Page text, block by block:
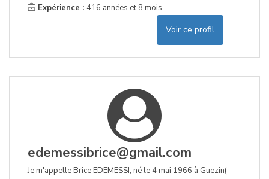
Expérience : 416 années et 8 mois
Voir ce profil
edemessibrice@gmail.com
Je m'appelle Brice EDEMESSI, né le 4 mai 1966 à Guezin(